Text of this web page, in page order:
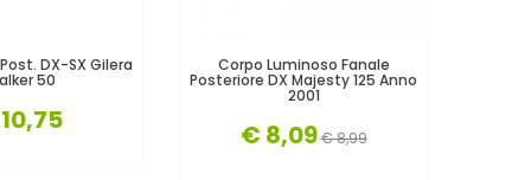
DX-SX Gilera
50
Corpo Luminoso Fanale
Posteriore DX Majesty 125 Anno
2001
€ 8,09€ 8,99